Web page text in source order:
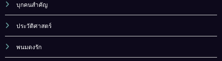
บุกคนสำคัญ
ประวัติศาสตร์
พนมดงรัก